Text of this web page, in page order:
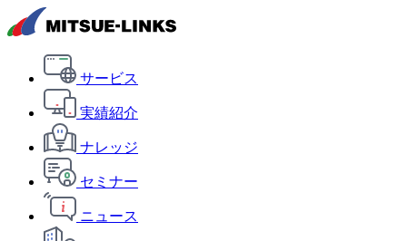
サービス
実績紹介
ナレッジ
セミナー
ニュース